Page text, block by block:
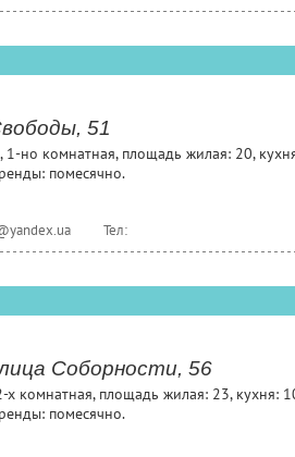
51
но комнатная, площадь жилая: 20,
помесячно.
Тел:
Соборности, 56
х комнатная, площадь жилая: 23, кухня:
помесячно.